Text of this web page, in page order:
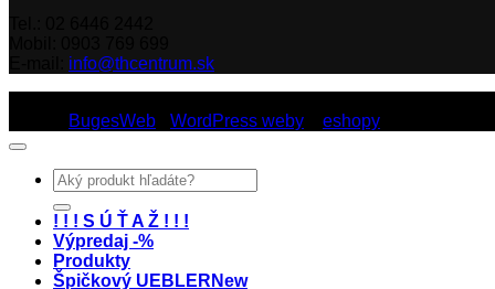
info@thcentrum.sk
BugesWeb WordPress weby eshopy
Hľadať:
! ! ! S Ú Ť A Ž ! ! !
Výpredaj -%
Produkty
Špičkový UEBLER